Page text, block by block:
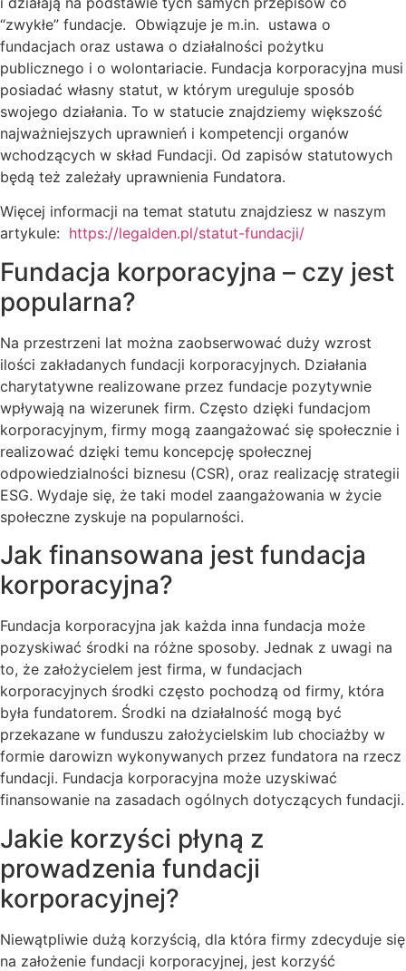
“zwykłe” fundacje. Obwiązuje je m.in. ustawa o
fundacjach oraz ustawa o działalności pożytku
publicznego i o wolontariacie. Fundacja korporacyjna musi
posiadać własny statut, w którym ureguluje sposób
swojego działania. To w statucie znajdziemy większość
najważniejszych uprawnień i kompetencji organów
wchodzących w skład Fundacji. Od zapisów statutowych
będą też zależały uprawnienia Fundatora.
Więcej informacji na temat statutu znajdziesz w naszym
artykule: https://legalden.pl/statut-fundacji/
Fundacja korporacyjna – czy jest
popularna?
Na przestrzeni lat można zaobserwować duży wzrost
ilości zakładanych fundacji korporacyjnych. Działania
charytatywne realizowane przez fundacje pozytywnie
wpływają na wizerunek firm. Często dzięki fundacjom
korporacyjnym, firmy mogą zaangażować się społecznie i
realizować dzięki temu koncepcję społecznej
odpowiedzialności biznesu (CSR), oraz realizację strategii
ESG. Wydaje się, że taki model zaangażowania w życie
społeczne zyskuje na popularności.
Jak finansowana jest fundacja
korporacyjna?
Fundacja korporacyjna jak każda inna fundacja może
pozyskiwać środki na różne sposoby. Jednak z uwagi na
to, że założycielem jest firma, w fundacjach
korporacyjnych środki często pochodzą od firmy, która
była fundatorem. Środki na działalność mogą być
przekazane w funduszu założycielskim lub chociażby w
formie darowizn wykonywanych przez fundatora na rzecz
fundacji. Fundacja korporacyjna może uzyskiwać
finansowanie na zasadach ogólnych dotyczących fundacji.
Jakie korzyści płyną z
prowadzenia fundacji
korporacyjnej?
Niewątpliwie dużą korzyścią, dla która firmy zdecyduje się
na założenie fundacji korporacyjnej, jest korzyść